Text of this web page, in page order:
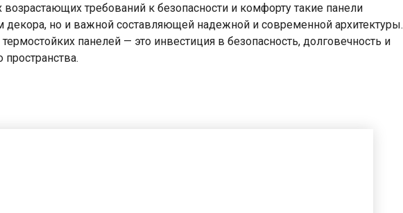
возрастающих требований к безопасности и комфорту такие панели
декора, но и важной составляющей надежной и современной архитектуры.
панелей — это инвестиция в безопасность, долговечность и